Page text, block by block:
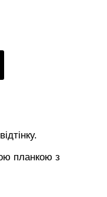
планкою з